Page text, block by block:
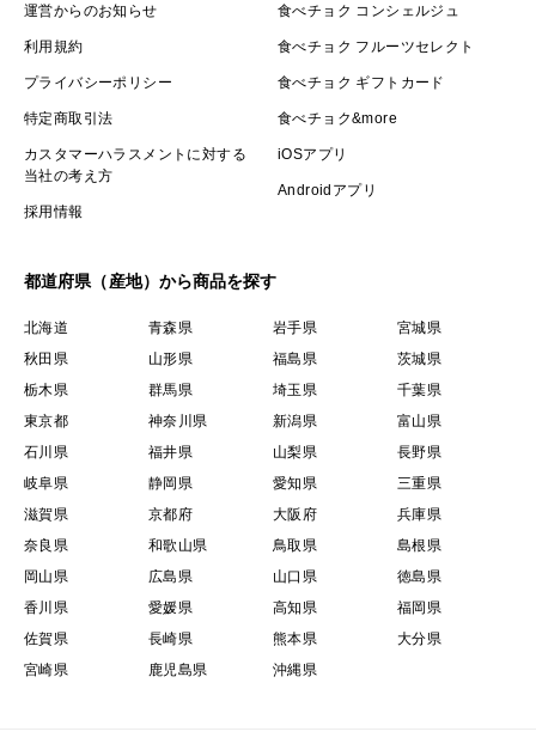
運営からのお知らせ
利用規約
プライバシーポリシー
特定商取引法
カスタマーハラスメントに対する
当社の考え方
採用情報
食べチョク コンシェルジュ
食べチョク フルーツセレクト
食べチョク ギフトカード
食べチョク&more
iOSアプリ
Androidアプリ
都道府県（産地）から商品を探す
北海道 青森県 岩手県
宮城県
秋田県
山形県 福島県
茨城県
栃木県
群馬県 埼玉県
千葉県
東京都
神奈川県 新潟県
富山県
石川県
福井県 山梨県
長野県
岐阜県
静岡県 愛知県
三重県
滋賀県
京都府 大阪府
兵庫県
奈良県
和歌山県 鳥取県
島根県
岡山県
広島県 山口県
徳島県
香川県
愛媛県 高知県
福岡県
佐賀県
長崎県 熊本県
大分県
宮崎県
鹿児島県 沖縄県